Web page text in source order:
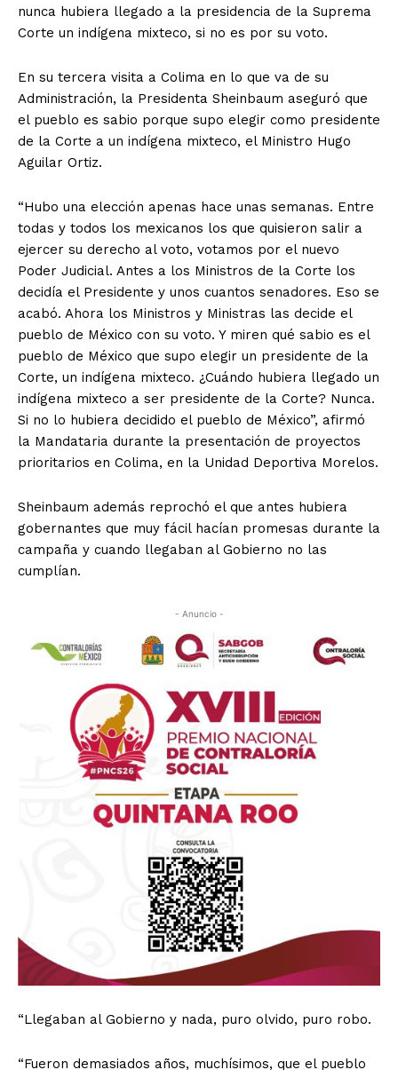
nunca hubiera llegado a la presidencia de la Suprema
Corte un indígena mixteco, si no es por su voto.
En su tercera visita a Colima en lo que va de su
Administración, la Presidenta Sheinbaum aseguró que
el pueblo es sabio porque supo elegir como presidente
de la Corte a un indígena mixteco, el Ministro Hugo
Aguilar Ortiz.
“Hubo una elección apenas hace unas semanas. Entre
todas y todos los mexicanos los que quisieron salir a
ejercer su derecho al voto, votamos por el nuevo
Poder Judicial. Antes a los Ministros de la Corte los
decidía el Presidente y unos cuantos senadores. Eso se
acabó. Ahora los Ministros y Ministras las decide el
pueblo de México con su voto. Y miren qué sabio es el
pueblo de México que supo elegir un presidente de la
Corte, un indígena mixteco. ¿Cuándo hubiera llegado un
indígena mixteco a ser presidente de la Corte? Nunca.
Si no lo hubiera decidido el pueblo de México”, afirmó
la Mandataria durante la presentación de proyectos
prioritarios en Colima, en la Unidad Deportiva Morelos.
Sheinbaum además reprochó el que antes hubiera
gobernantes que muy fácil hacían promesas durante la
campaña y cuando llegaban al Gobierno no las
cumplían.
- Anuncio -
“Llegaban al Gobierno y nada, puro olvido, puro robo.
“Fueron demasiados años, muchísimos, que el pueblo